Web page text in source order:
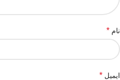
نام *
ایمیل *